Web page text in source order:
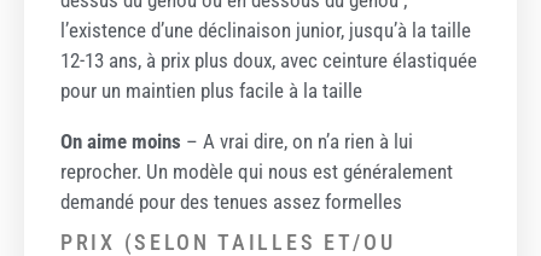
l’existence d’une déclinaison junior, jusqu’à la taille
12-13 ans, à prix plus doux, avec ceinture élastiquée
pour un maintien plus facile à la taille
On aime moins – A vrai dire, on n’a rien à lui
reprocher. Un modèle qui nous est généralement
demandé pour des tenues assez formelles
PRIX (SELON TAILLES ET/OU